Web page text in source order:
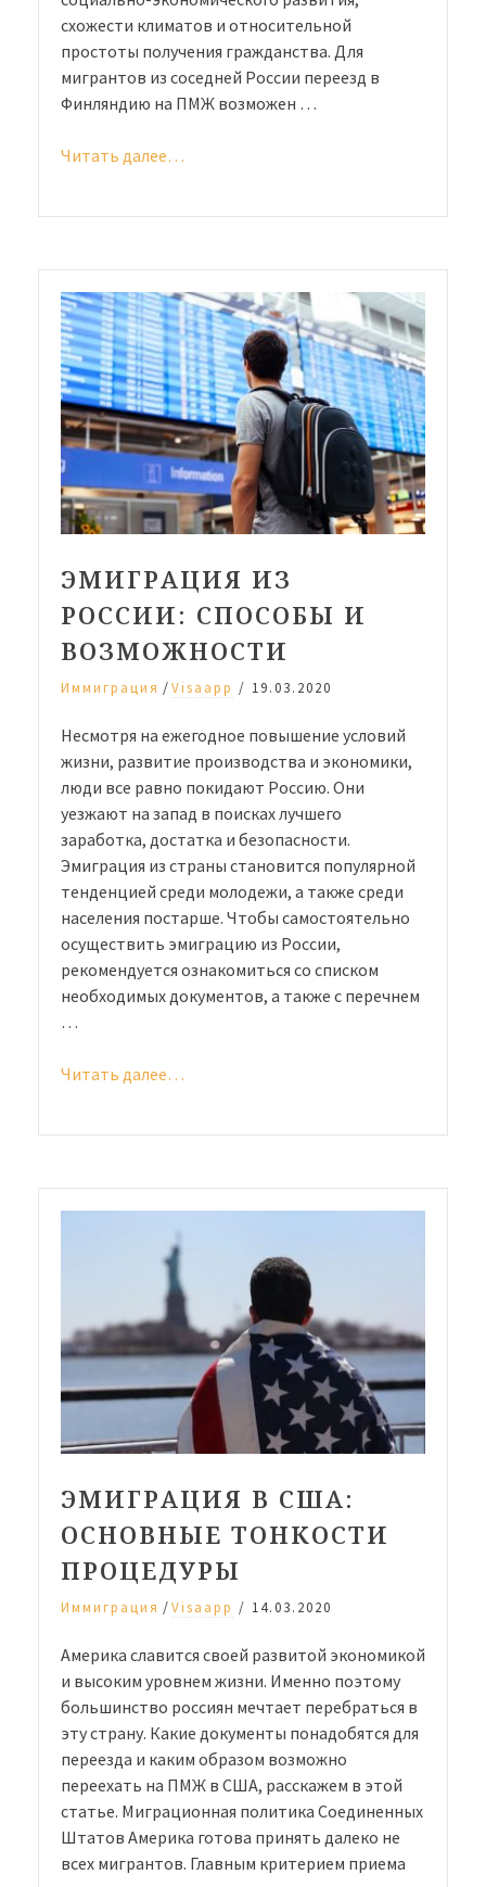
схожести климатов и относительной
простоты получения гражданства. Для
мигрантов из соседней России переезд в
Финляндию на ПМЖ возможен …
Читать далее…
ЭМИГРАЦИЯ ИЗ
РОССИИ: СПОСОБЫ И
ВОЗМОЖНОСТИ
Иммиграция /Visaapp / 19.03.2020
Несмотря на ежегодное повышение условий
жизни, развитие производства и экономики,
люди все равно покидают Россию. Они
уезжают на запад в поисках лучшего
заработка, достатка и безопасности.
Эмиграция из страны становится популярной
тенденцией среди молодежи, а также среди
населения постарше. Чтобы самостоятельно
осуществить эмиграцию из России,
рекомендуется ознакомиться со списком
необходимых документов, а также с перечнем
…
Читать далее…
ЭМИГРАЦИЯ В США:
ОСНОВНЫЕ ТОНКОСТИ
ПРОЦЕДУРЫ
Иммиграция /Visaapp / 14.03.2020
Америка славится своей развитой экономикой
и высоким уровнем жизни. Именно поэтому
большинство россиян мечтает перебраться в
эту страну. Какие документы понадобятся для
переезда и каким образом возможно
переехать на ПМЖ в США, расскажем в этой
статье. Миграционная политика Соединенных
Штатов Америка готова принять далеко не
всех мигрантов. Главным критерием приема